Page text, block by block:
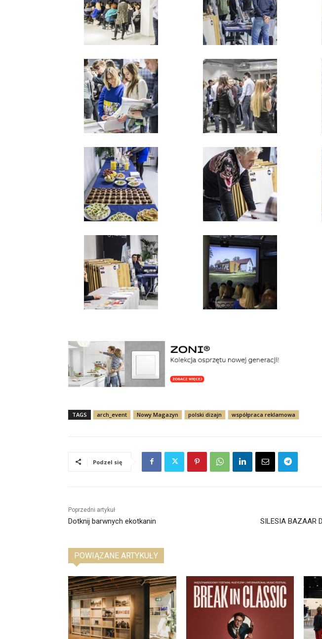
TAGS arch_event Nowy Magazyn polski dizajn współpraca reklamowa
Podzel się
Poprzedni artykuł
Dotknij barwnych ekotkanin SILESIA BAZAAR
POWIĄZANE ARTYKUŁY